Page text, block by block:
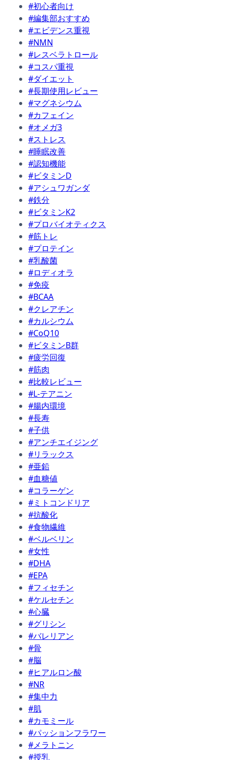
#初心者向け
#編集部おすすめ
#エビデンス重視
#NMN
#レスベラトロール
#コスパ重視
#ダイエット
#長期使用レビュー
#マグネシウム
#カフェイン
#オメガ3
#ストレス
#睡眠改善
#認知機能
#ビタミンD
#アシュワガンダ
#鉄分
#ビタミンK2
#プロバイオティクス
#筋トレ
#プロテイン
#乳酸菌
#ロディオラ
#免疫
#BCAA
#クレアチン
#カルシウム
#CoQ10
#ビタミンB群
#疲労回復
#筋肉
#比較レビュー
#L-テアニン
#腸内環境
#長寿
#子供
#アンチエイジング
#リラックス
#亜鉛
#血糖値
#コラーゲン
#ミトコンドリア
#抗酸化
#食物繊維
#ベルベリン
#女性
#DHA
#EPA
#フィセチン
#ケルセチン
#心臓
#グリシン
#バレリアン
#骨
#脳
#ヒアルロン酸
#NR
#集中力
#肌
#カモミール
#パッションフラワー
#メラトニン
#授乳